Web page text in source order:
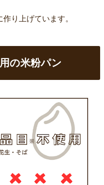
り上げています。
の米粉パン